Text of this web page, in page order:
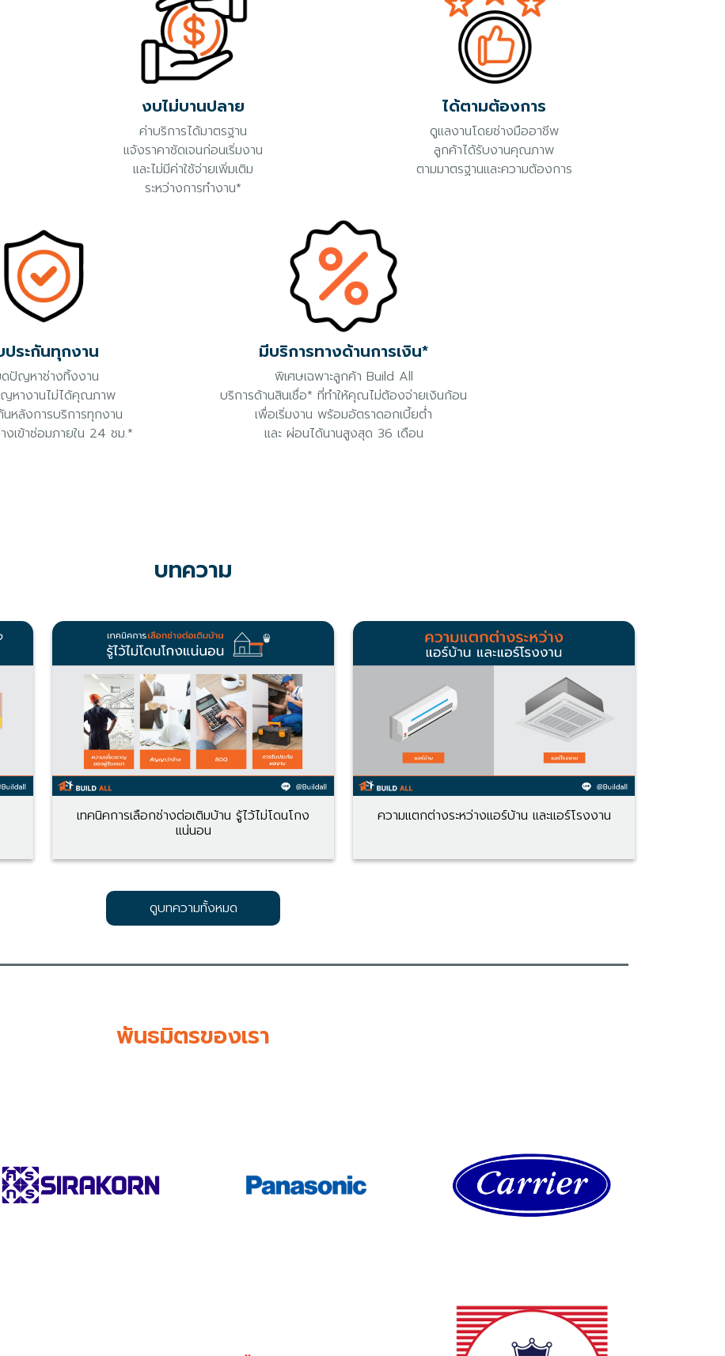
งบไม่บานปลาย
ค่าบริการได้มาตรฐาน
แจ้งราคาชัดเจนก่อนเริ่มงาน
และไม่มีค่าใช้จ่ายเพิ่มเติม
ระหว่างการทำงาน*
ได้ตามต้องการ
ดูแลงานโดยช่างมืออาชีพ
ลูกค้าได้รับงานคุณภาพ
ตามมาตรฐานและความต้องการ
ประกันทุกงาน
ปัญหาช่างทิ้งงาน
หางานไม่ได้คุณภาพ
นหลังการบริการทุกงาน
เข้าซ่อมภายใน 24 ชม.*
มีบริการทางด้านการเงิน*
พิเศษเฉพาะลูกค้า Build All
บริการด้านสินเชื่อ* ที่ทำให้คุณไม่ต้องจ่ายเงินก้อน
เพื่อเริ่มงาน พร้อมอัตราดอกเบี้ยต่ำ
และ ผ่อนได้นานสูงสุด 36 เดือน
บทความ
เทคนิคการเลือกช่างต่อเติมบ้าน รู้ไว้ไม่โดนโกง
แน่นอน
ความแตกต่างระหว่างแอร์บ้าน และแอร์โรงงาน
ดูบทความทั้งหมด
พันธมิตรของเรา